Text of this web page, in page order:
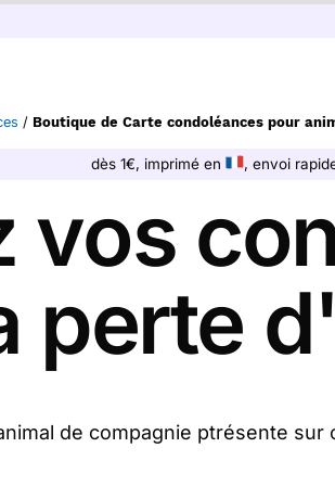
/ Boutique de Carte condoléances pour
dès 1€, imprimé en , envoi
vos
perte
de compagnie ptrésente